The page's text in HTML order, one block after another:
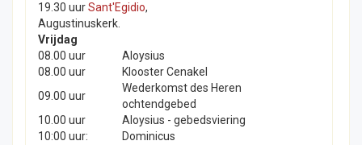
19.30 uurSant'Egidio,
Augustinuskerk.
Vrijdag
08.00 uur
Aloysius
08.00 uur
Klooster Cenakel
09.00 uur
Wederkomst des Heren
ochtendgebed
10.00 uur
Aloysius - gebedsviering
10:00 uur:
Dominicus